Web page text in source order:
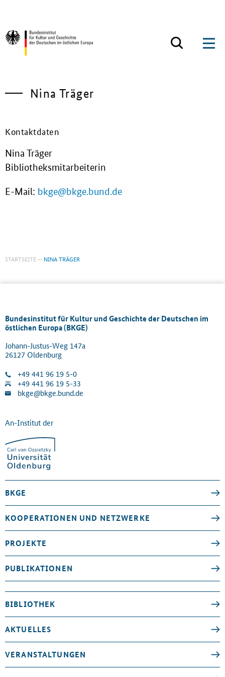
Nina Träger
Kontaktdaten
Nina Träger
Bibliotheksmitarbeiterin
E-Mail: bkge@bkge.bund.de
STARTSEITE NINA TRÄGER
Bundesinstitut für Kultur und Geschichte der Deutschen im
östlichen Europa (BKGE)
Johann-Justus-Weg 147a
26127 Oldenburg
+49 441 96 19 5-0
+49 441 96 19 5-33
bkge@bkge.bund.de
An-Institut der
BKGE
KOOPERATIONEN UND NETZWERKE
PROJEKTE
PUBLIKATIONEN
BIBLIOTHEK
AKTUELLES
VERANSTALTUNGEN